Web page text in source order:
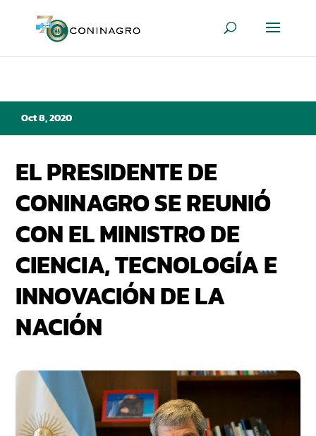
Oct 8, 2020
EL PRESIDENTE DE
CONINAGRO SE REUNIÓ
CON EL MINISTRO DE
CIENCIA, TECNOLOGÍA E
INNOVACIÓN DE LA
NACIÓN